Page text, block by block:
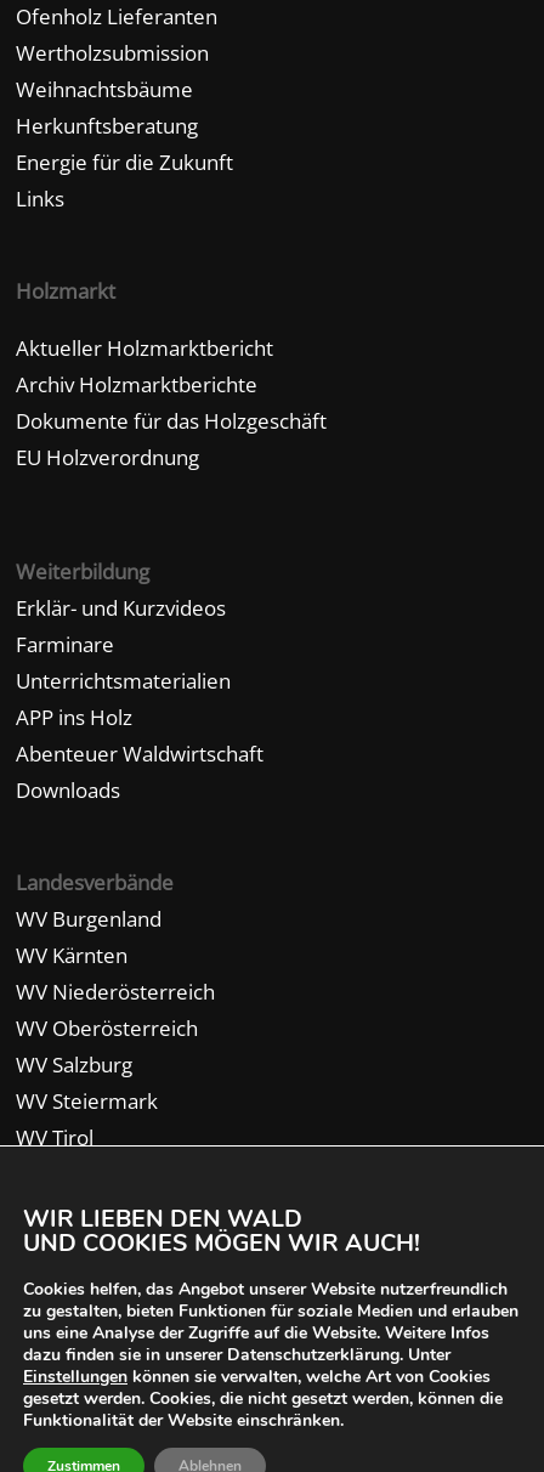
Ofenholz Lieferanten
Wertholzsubmission
Weihnachtsbäume
Herkunftsberatung
Energie für die Zukunft
Links
Holzmarkt
Aktueller Holzmarktbericht
Archiv Holzmarktberichte
Dokumente für das Holzgeschäft
EU Holzverordnung
Weiterbildung
Erklär- und Kurzvideos
Farminare
Unterrichtsmaterialien
APP ins Holz
Abenteuer Waldwirtschaft
Downloads
Landesverbände
WV Burgenland
WV Kärnten
WV Niederösterreich
WV Oberösterreich
WV Salzburg
WV Steiermark
WV Tirol
WIR LIEBEN DEN WALD
UND COOKIES MÖGEN WIR AUCH!
Cookies helfen, das Angebot unserer Website nutzerfreundlich
zu gestalten, bieten Funktionen für soziale Medien und erlauben
uns eine Analyse der Zugriffe auf die Website. Weitere Infos
dazu finden sie in unserer Datenschutzerklärung. Unter
Einstellungen können sie verwalten, welche Art von Cookies
gesetzt werden. Cookies, die nicht gesetzt werden, können die
Funktionalität der Website einschränken.
Zustimmen Ablehnen